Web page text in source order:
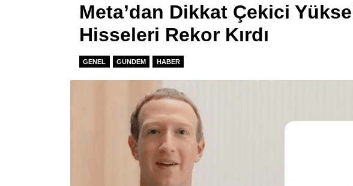
Meta’dan Dikkat Çekici
Hisseleri Rekor Kırdı
GENEL GUNDEM HABER